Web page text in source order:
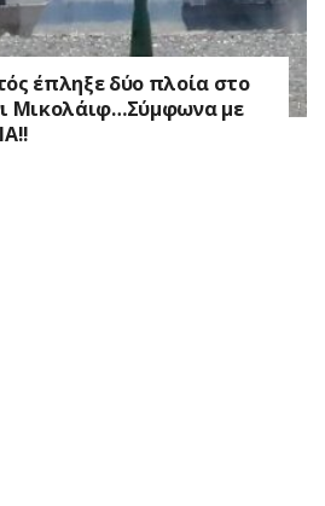
έπληξε δύο πλοία στο
Μικολάιφ…Σύμφωνα με